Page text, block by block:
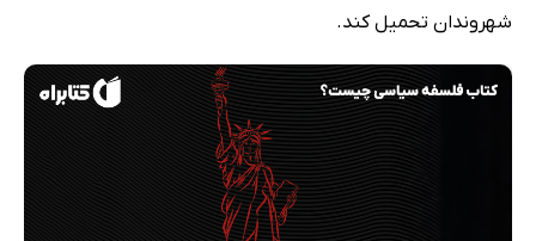
شهروندان تحمیل کند.